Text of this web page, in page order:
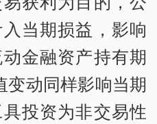
当期损益，影响
金融资产持有期
变动同样影响当期
投资为非交易性